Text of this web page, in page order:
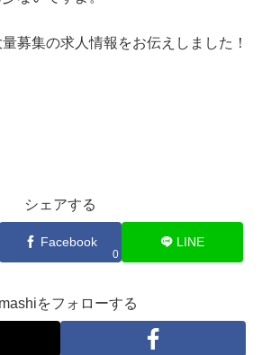
募集の求人情報をお伝えしました！
シェアする
Facebook
0
LINE
をフォローする